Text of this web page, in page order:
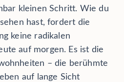
kleinen Schritt. Wie du
hast, fordert die
keine radikalen
auf morgen. Es ist die
– die berühmte
auf lange Sicht